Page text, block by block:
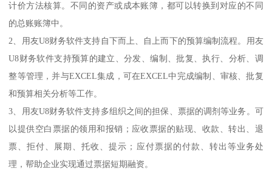
计价方法核算。不同的资产或成本账簿，都可以转换到对应的不同
的总账账簿中。
2、用友U8财务软件支持自下而上、自上而下的预算编制流程。用友
U8财务软件支持预算的建立、分发、编制、批复、执行、分析、调
整等管理，并与EXCEL集成，可在EXCEL中完成编制、审核、批复
和预算相关分析等工作。
3、用友U8财务软件支持多组织之间的担保、票据的调剂等业务。可
以提供空白票据的领用和报销；应收票据的贴现、收款、转出、退
票、拒付、展期、托收、提示；应付票据的付款、转出等业务处
理，帮助企业实现通过票据短期融资。